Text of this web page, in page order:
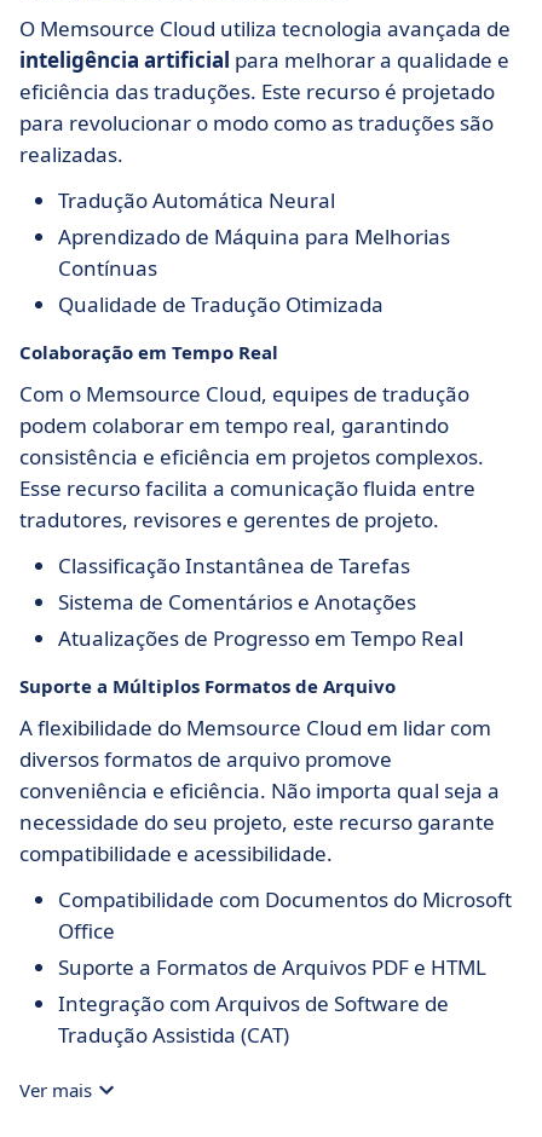
O Memsource Cloud utiliza tecnologia avançada de
inteligência artificial para melhorar a qualidade e
eficiência das traduções. Este recurso é projetado
para revolucionar o modo como as traduções são
realizadas.
Tradução Automática Neural
Aprendizado de Máquina para Melhorias
Contínuas
Qualidade de Tradução Otimizada
Colaboração em Tempo Real
Com o Memsource Cloud, equipes de tradução
podem colaborar em tempo real, garantindo
consistência e eficiência em projetos complexos.
Esse recurso facilita a comunicação fluida entre
tradutores, revisores e gerentes de projeto.
Classificação Instantânea de Tarefas
Sistema de Comentários e Anotações
Atualizações de Progresso em Tempo Real
Suporte a Múltiplos Formatos de Arquivo
A flexibilidade do Memsource Cloud em lidar com
diversos formatos de arquivo promove
conveniência e eficiência. Não importa qual seja a
necessidade do seu projeto, este recurso garante
compatibilidade e acessibilidade.
Compatibilidade com Documentos do Microsoft
Office
Suporte a Formatos de Arquivos PDF e HTML
Integração com Arquivos de Software de
Tradução Assistida (CAT)
Ver mais